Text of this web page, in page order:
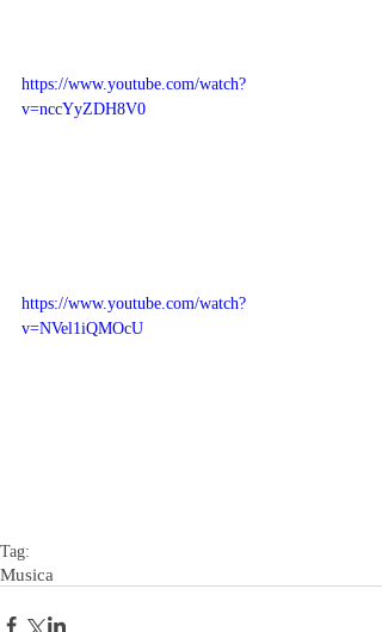
https://www.youtube.com/watch?
v=nccYyZDH8V0
https://www.youtube.com/watch?
v=NVel1iQMOcU
Tag:
Musica